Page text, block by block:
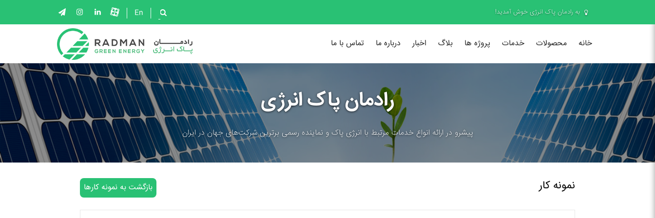
به رادمان پاک انرژی خوش آمدید! En
خانه محصولات خدمات پروژه ها بلاگ اخبار درباره ما تماس با ما
رادمان پاک انرژی
پیشرو در ارائه انواع خدمات مرتبط با انرژی پاک و نماینده رسمی برترین شرکت‌های جهان در ایران
نمونه کار بازگشت به نمونه کارها